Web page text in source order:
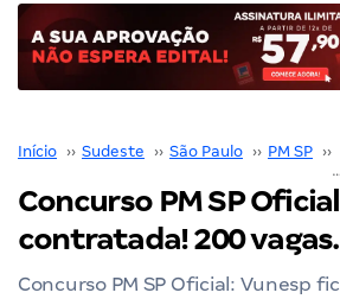
Início ›› Sudeste ›› São Paulo ›› PM SP ››
Concurso PM SP
contratada! 200
Concurso PM SP Oficial: Vunesp